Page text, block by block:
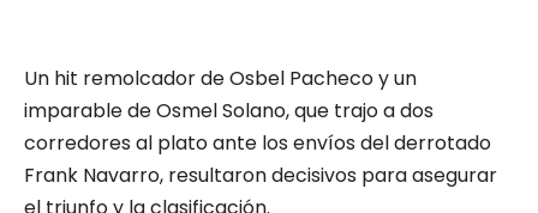
Un hit remolcador de Osbel Pacheco y un
imparable de Osmel Solano, que trajo a dos
corredores al plato ante los envíos del derrotado
Frank Navarro, resultaron decisivos para asegurar
el triunfo y la clasificación.